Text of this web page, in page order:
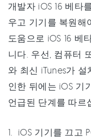
개발자 iOS 16 베타
우고 기기를 복원해
도움으로 iOS 16 베
니다. 우선, 컴퓨터
와 최신 iTunes가
인한 뒤에는 iOS 기
언급된 단계를 따르
iOS 기기를 끄고